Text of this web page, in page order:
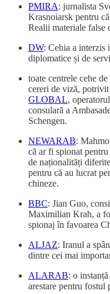
PMIRA: jurnalista
Krasnoiarsk pentru
Realii materiale false
DW: Cehia a interzis
diplomatice și de
toate centrele cehe
cereri de viză,
GLOBAL,
consulară a
Schengen.
NEWARAB:
că ar fi spionat
de naționalități
pentru că au lucrat
chineze.
BBC: Jian Guo,
Maximilian Krah, a
spionaj în favoarea
ALJAZ: Iranul a
dintre cei mai
ALARAB: o
arestare pentru fostul